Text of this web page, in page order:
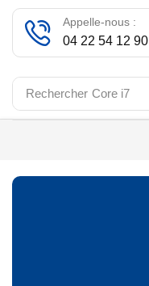
Rechercher Core i7
Appelle-nous :
04 22 54 12 90